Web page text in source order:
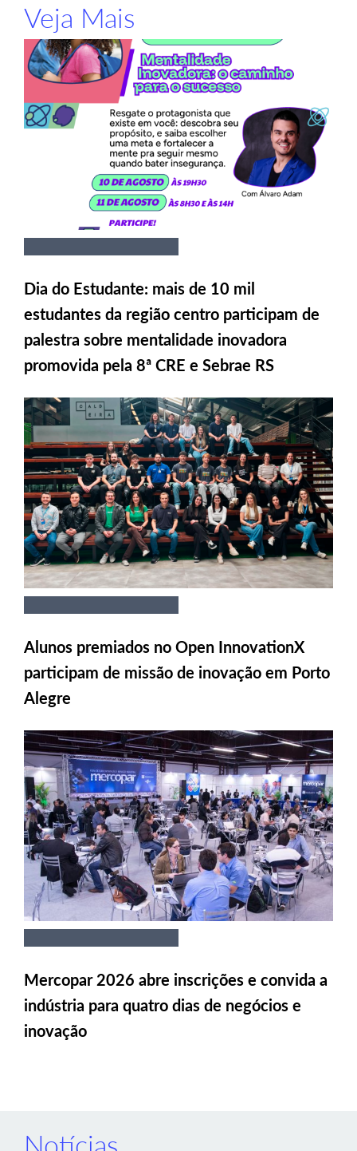
Veja Mais
Dia do Estudante: mais de 10 mil
estudantes da região centro participam de
palestra sobre mentalidade inovadora
promovida pela 8ª CRE e Sebrae RS
Alunos premiados no Open InnovationX
participam de missão de inovação em Porto
Alegre
Mercopar 2026 abre inscrições e convida a
indústria para quatro dias de negócios e
inovação
Notícias